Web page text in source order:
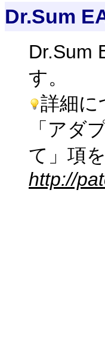
Dr.Sum
Dr.Sum
す。
詳細に
「アダ
て」項
http://